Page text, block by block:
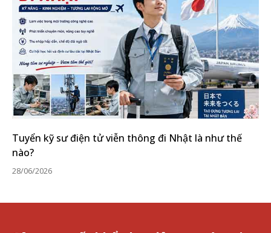
Tuyển kỹ sư điện tử viễn thông đi Nhật là như thế
nào?
28/06/2026